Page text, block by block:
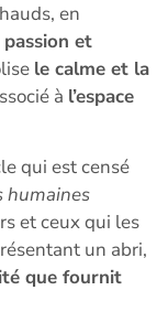
en
passion et
le calme et la
à l’espace
qui est censé
humaines
et ceux qui les
un abri,
que fournit